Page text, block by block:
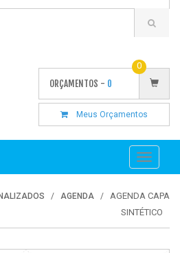
ORÇAMENTOS - 0
0
Meus Orçamentos
Toggle
AGENDA
AGENDA CAPA
SINTÉTICO